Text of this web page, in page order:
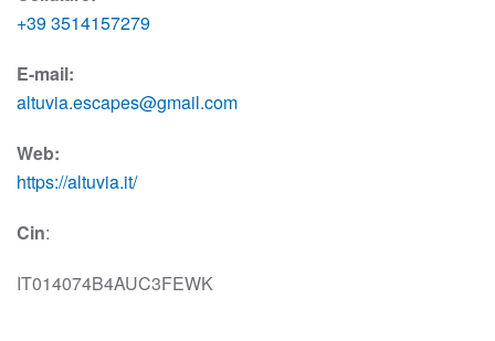
+39 3514157279
E-mail:
altuvia.escapes@gmail.com
Web:
https://altuvia.it/
Cin:
IT014074B4AUC3FEWK